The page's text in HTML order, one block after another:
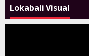
Lokabali Visual